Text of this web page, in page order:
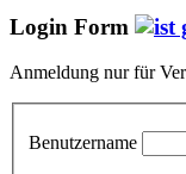
Login Form
Anmeldung nur für
Benutzername